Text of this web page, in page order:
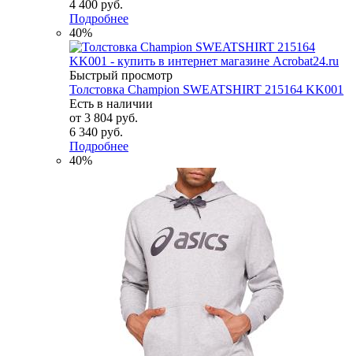
4 400 руб.
Подробнее
40%
Быстрый просмотр
Толстовка Champion SWEATSHIRT 215164 KK001
Есть в наличии
от 3 804 руб.
6 340 руб.
Подробнее
40%